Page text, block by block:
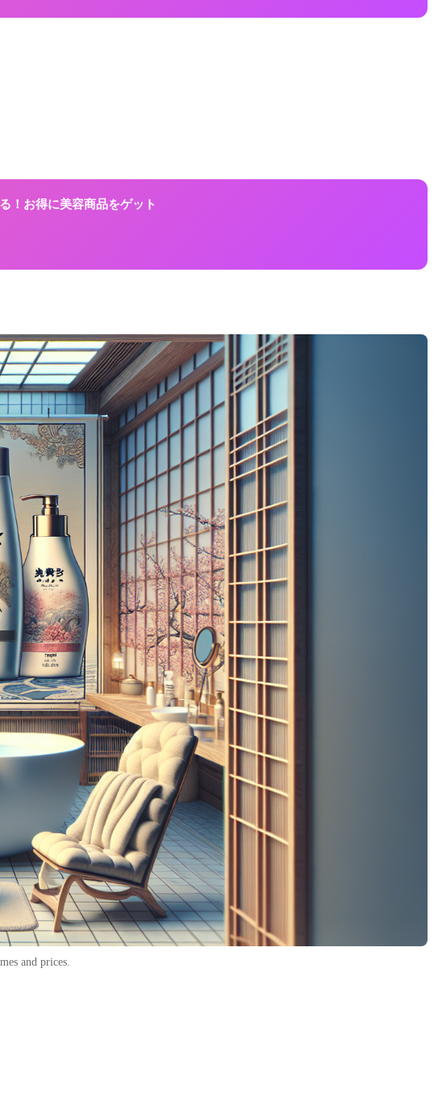
！お得に美容商品をゲット
and prices.